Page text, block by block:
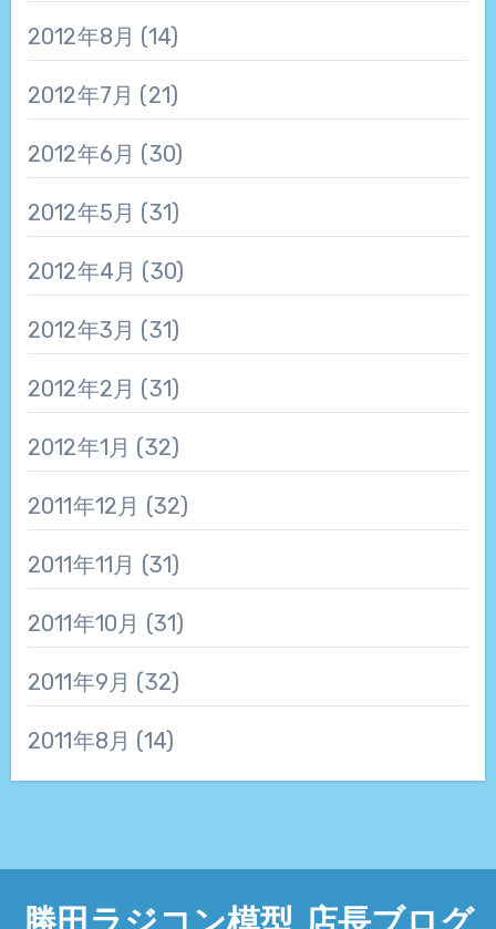
2012年8月 (14)
2012年7月 (21)
2012年6月 (30)
2012年5月 (31)
2012年4月 (30)
2012年3月 (31)
2012年2月 (31)
2012年1月 (32)
2011年12月 (32)
2011年11月 (31)
2011年10月 (31)
2011年9月 (32)
2011年8月 (14)